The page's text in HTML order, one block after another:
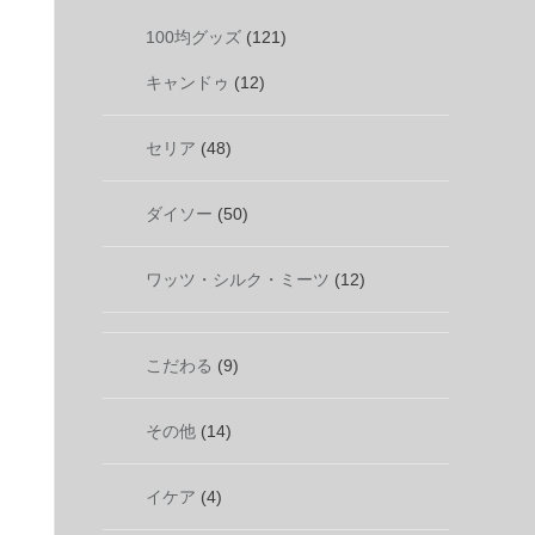
100均グッズ (121)
キャンドゥ (12)
セリア (48)
ダイソー (50)
ワッツ・シルク・ミーツ (12)
こだわる (9)
その他 (14)
イケア (4)